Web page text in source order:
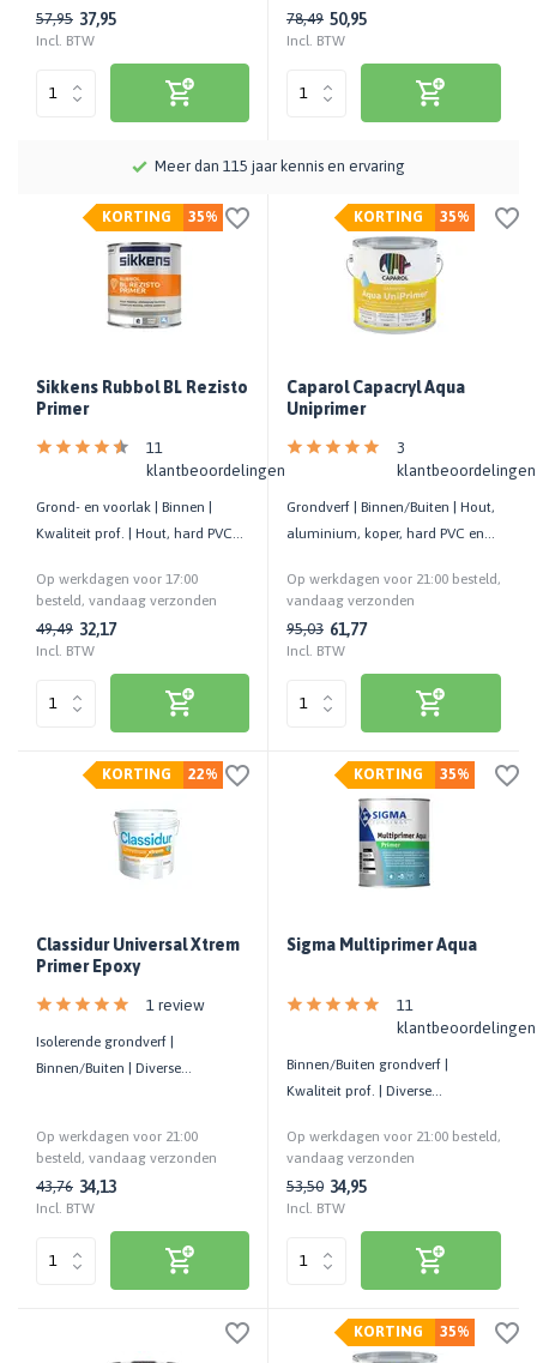
57,95 37,95
Incl. BTW
78,49 50,95
Incl. BTW
Meer dan 115 jaar kennis en ervaring
35%
KORTING
Sikkens Rubbol BL Rezisto
Primer
11
klantbeoordelingen
Grond- en voorlak | Binnen |
Kwaliteit prof. | Hout, hard PVC
Op werkdagen voor 17:00
besteld, vandaag verzonden
49,49 32,17
Incl. BTW
35%
KORTING
Caparol Capacryl Aqua
Uniprimer
3
klantbeoordelingen
Grondverf | Binnen/Buiten | Hout,
aluminium, koper, hard PVC en
Op werkdagen voor 21:00 besteld,
vandaag verzonden
95,03 61,77
Incl. BTW
22%
KORTING
Classidur Universal Xtrem
Primer Epoxy
1 review
Isolerende grondverf |
Binnen/Buiten | Diverse
Op werkdagen voor 21:00
besteld, vandaag verzonden
43,76 34,13
Incl. BTW
35%
KORTING
Sigma Multiprimer Aqua
11
klantbeoordelingen
Binnen/Buiten grondverf |
Kwaliteit prof. | Diverse
Waterged.
Op werkdagen voor 21:00 besteld,
vandaag verzonden
53,50 34,95
Incl. BTW
35%
KORTING